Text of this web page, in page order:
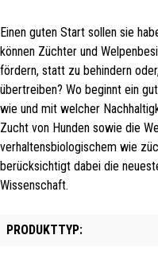
Einen guten Start sollen sie
können Züchter und
fördern, statt zu behindern
übertreiben? Wo beginnt ein
wie und mit welcher
Zucht von Hunden sowie die
verhaltensbiologischem wie
berücksichtigt dabei die
Wissenschaft.
PRODUKTTYP: